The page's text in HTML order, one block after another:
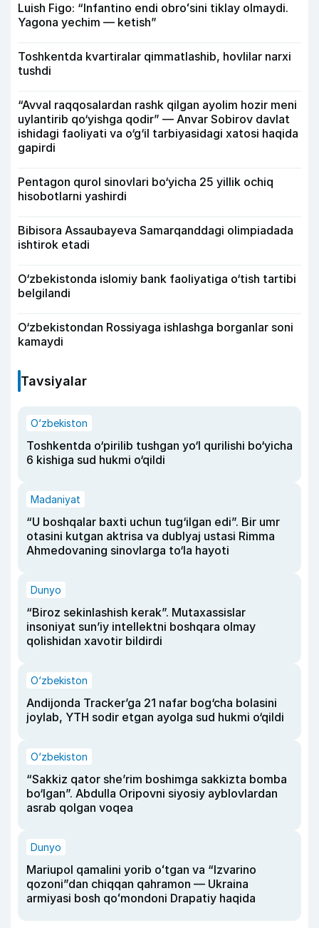
Luish Figo: “Infantino endi obroʻsini tiklay olmaydi.
Yagona yechim — ketish”
Toshkentda kvartiralar qimmatlashib, hovlilar narxi
tushdi
“Avval raqqosalardan rashk qilgan ayolim hozir meni
uylantirib qo‘yishga qodir” — Anvar Sobirov davlat
ishidagi faoliyati va o‘g‘il tarbiyasidagi xatosi haqida
gapirdi
Pentagon qurol sinovlari bo‘yicha 25 yillik ochiq
hisobotlarni yashirdi
Bibisora Assaubayeva Samarqanddagi olimpiadada
ishtirok etadi
O‘zbekistonda islomiy bank faoliyatiga o‘tish tartibi
belgilandi
O‘zbekistondan Rossiyaga ishlashga borganlar soni
kamaydi
Tavsiyalar
O‘zbekiston
Toshkentda o‘pirilib tushgan yo‘l qurilishi bo‘yicha
6 kishiga sud hukmi o‘qildi
Madaniyat
“U boshqalar baxti uchun tug‘ilgan edi”. Bir umr
otasini kutgan aktrisa va dublyaj ustasi Rimma
Ahmedovaning sinovlarga to‘la hayoti
Dunyo
“Biroz sekinlashish kerak”. Mutaxassislar
insoniyat sun’iy intellektni boshqara olmay
qolishidan xavotir bildirdi
O‘zbekiston
Andijonda Tracker’ga 21 nafar bog‘cha bolasini
joylab, YTH sodir etgan ayolga sud hukmi o‘qildi
O‘zbekiston
“Sakkiz qator she’rim boshimga sakkizta bomba
bo‘lgan”. Abdulla Oripovni siyosiy ayblovlardan
asrab qolgan voqea
Dunyo
Mariupol qamalini yorib oʻtgan va “Izvarino
qozoni”dan chiqqan qahramon — Ukraina
armiyasi bosh qoʻmondoni Drapatiy haqida